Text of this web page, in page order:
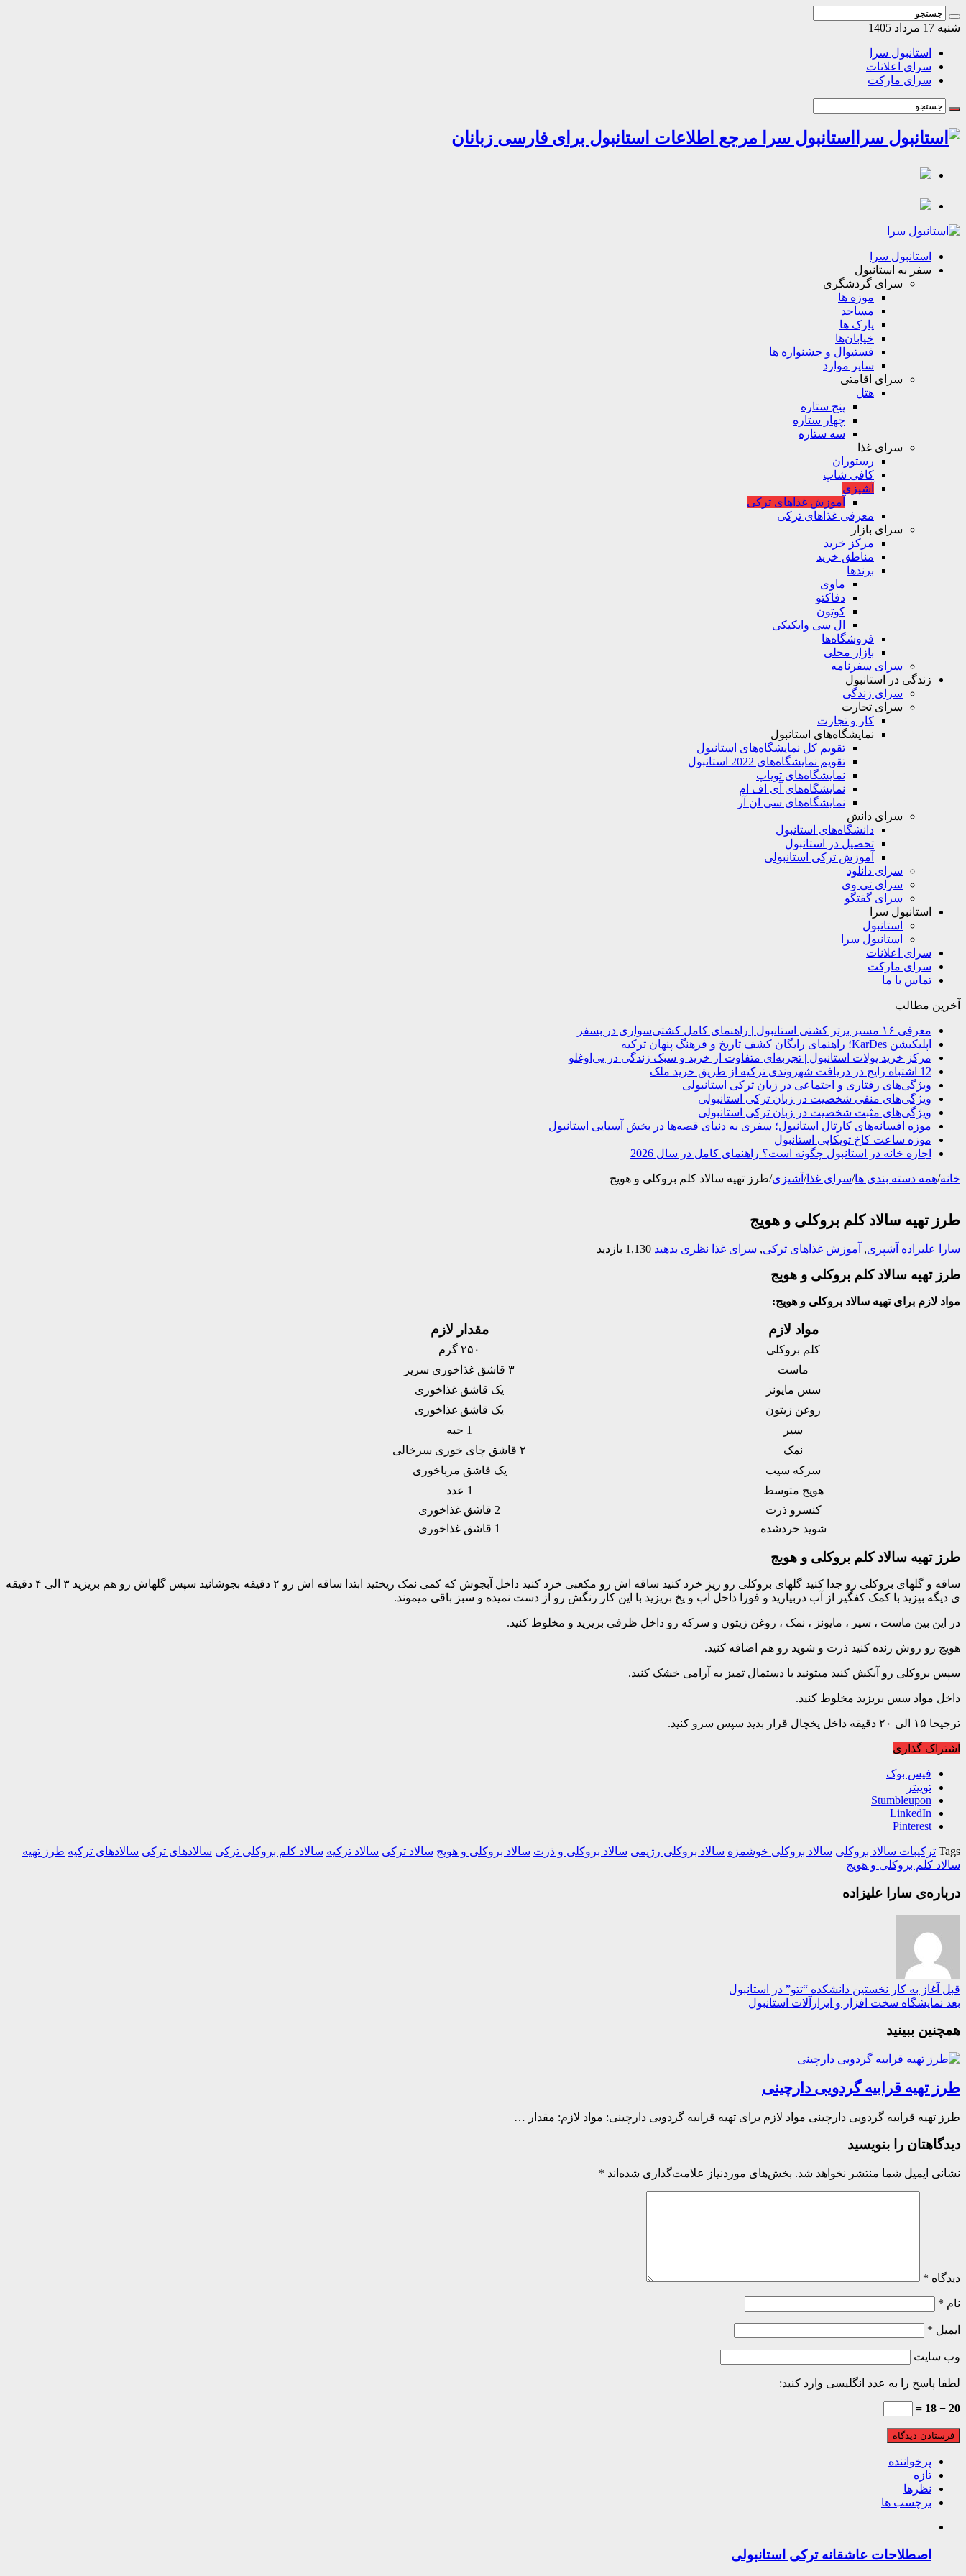
شنبه 17 مرداد 1405
استانبول سرا
سرای اعلانات
سرای مارکت
استانبول سرا مرجع اطلاعات استانبول برای فارسی زبانان
استانبول سرا
سفر به استانبول
سرای گردشگری
موزه ها
مساجد
پارک ها
خیابان‌ها
فستیوال و جشنواره ها
سایر موارد
سرای اقامتی
هتل
پنج ستاره
چهار ستاره
سه ستاره
سرای غذا
رستوران
کافی شاپ
آشپزی
آموزش غذاهای ترکی
معرفی غذاهای ترکی
سرای بازار
مرکز خرید
مناطق خرید
برندها
ماوی
دفاکتو
کوتون
ال سی وایکیکی
فروشگاه‌ها
بازار محلی
سرای سفرنامه
زندگی در استانبول
سرای زندگی
سرای تجارت
کار و تجارت
نمایشگاه‌های استانبول
تقویم کل نمایشگاه‌های استانبول
تقویم نمایشگاه‌های 2022 استانبول
نمایشگاه‌های تویاپ
نمایشگاه‌های آی اف ام
نمایشگاه‌های سی ان آر
سرای دانش
دانشگاه‌های استانبول
تحصیل در استانبول
آموزش ترکی استانبولی
سرای دانلود
سرای تی وی
سرای گفتگو
استانبول سرا
استانبول
استانبول سرا
سرای اعلانات
سرای مارکت
تماس با ما
آخرین مطالب
معرفی ۱۶ مسیر برتر کشتی استانبول | راهنمای کامل کشتی‌سواری در بسفر
اپلیکیشن KarDes؛ راهنمای رایگان کشف تاریخ و فرهنگ پنهان ترکیه
مرکز خرید پولات استانبول | تجربه‌ای متفاوت از خرید و سبک زندگی در بی‌اوغلو
12 اشتباه رایج در دریافت شهروندی ترکیه از طریق خرید ملک
ویژگی‌های رفتاری و اجتماعی در زبان ترکی استانبولی
ویژگی‌های منفی شخصیت در زبان ترکی استانبولی
ویژگی‌های مثبت شخصیت در زبان ترکی استانبولی
موزه افسانه‌های کارتال استانبول؛ سفری به دنیای قصه‌ها در بخش آسیایی استانبول
موزه ساعت کاخ توپکاپی استانبول
اجاره خانه در استانبول چگونه است؟ راهنمای کامل در سال 2026
خانه/همه دسته بندی ها/سرای غذا/ آشپزی/طرز تهیه سالاد کلم بروکلی و هویج
طرز تهیه سالاد کلم بروکلی و هویج
سارا علیزاده آشپزی, آموزش غذاهای ترکی, سرای غذا نظری بدهید 1,130 بازدید
طرز تهیه سالاد کلم بروکلی و هویج
مواد لازم برای تهیه سالاد بروکلی و هویج:
مواد لازم مقدار لازم
کلم بروکلی
۲۵۰ گرم
ماست
۳ قاشق غذاخوری سرپر
سس مایونز
یک قاشق غذاخوری
روغن زیتون
یک قاشق غذاخوری
سیر
1 حبه
نمک
۲ قاشق چای خوری سرخالی
سرکه سیب
یک قاشق مرباخوری
هویج متوسط
1 عدد
کنسرو ذرت
2 قاشق غذاخوری
شوید خردشده
1 قاشق غذاخوری
طرز تهیه سالاد کلم بروکلی و هویج
ساقه و گلهای بروکلی رو جدا کنید گلهای بروکلی رو ریز خرد کنید ساقه اش رو مکعبی خرد کنید داخل آبجوش که کمی نمک ریختید ابتدا ساقه اش رو ۲ دقیقه بجوشانید سپس گلهاش رو هم بریزید ۳ الی ۴ دقیقه
ی دیگه بپزید با کمک کفگیر از آب دربیارید و فورا داخل آب و یخ بریزید با این کار رنگش رو از دست نمیده و سبز باقی میموند.
در این بین ماست ، سیر ، مایونز ، نمک ، روغن زیتون و سرکه رو داخل ظرفی بریزید و مخلوط کنید.
هویج رو روش رنده کنید ذرت و شوید رو هم اضافه کنید.
سپس بروکلی رو آبکش کنید میتونید با دستمال تمیز به آرامی خشک کنید.
داخل مواد سس بریزید مخلوط کنید.
ترجیحا ۱۵ الی ۲۰ دقیقه داخل یخچال قرار بدید سپس سرو کنید.
اشتراک گذاری
فیس بوک
توییتر
Stumbleupon
LinkedIn
Pinterest
Tags ترکیبات سالاد بروکلی سالاد بروکلی خوشمزه سالاد بروکلی رژیمی سالاد بروکلی و ذرت سالاد بروکلی و هویج سالاد ترکی سالاد ترکیه سالاد کلم بروکلی ترکی سالادهای ترکی سالادهای ترکیه طرز تهیه
سالاد کلم بروکلی و هویج
درباره‌ی سارا علیزاده
قبل آغاز به کار نخستین دانشکده “تتو” در استانبول
بعد نمایشگاه سخت افزار و ابزارآلات استانبول
همچنین ببینید
طرز تهیه قرابیه گردویی دارچینی
طرز تهیه قرابیه گردویی دارچینی مواد لازم برای تهیه قرابیه گردویی دارچینی: مواد لازم: مقدار …
دیدگاهتان را بنویسید
نشانی ایمیل شما منتشر نخواهد شد. بخش‌های موردنیاز علامت‌گذاری شده‌اند *
دیدگاه *
نام *
ایمیل *
وب‌ سایت
لطفا پاسخ را به عدد انگلیسی وارد کنید:
20 − 18 =
پرخواننده
تازه
نظرها
برچسب ها
اصطلاحات عاشقانه ترکی استانبولی